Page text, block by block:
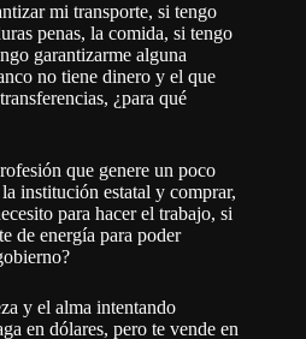
mi transporte, si tengo
penas, la comida, si tengo
garantizarme alguna
no tiene dinero y el que
¿para qué
que genere un poco
institución estatal y comprar,
para hacer el trabajo, si
de energía para poder
y el alma intentando
en dólares, pero te vende en